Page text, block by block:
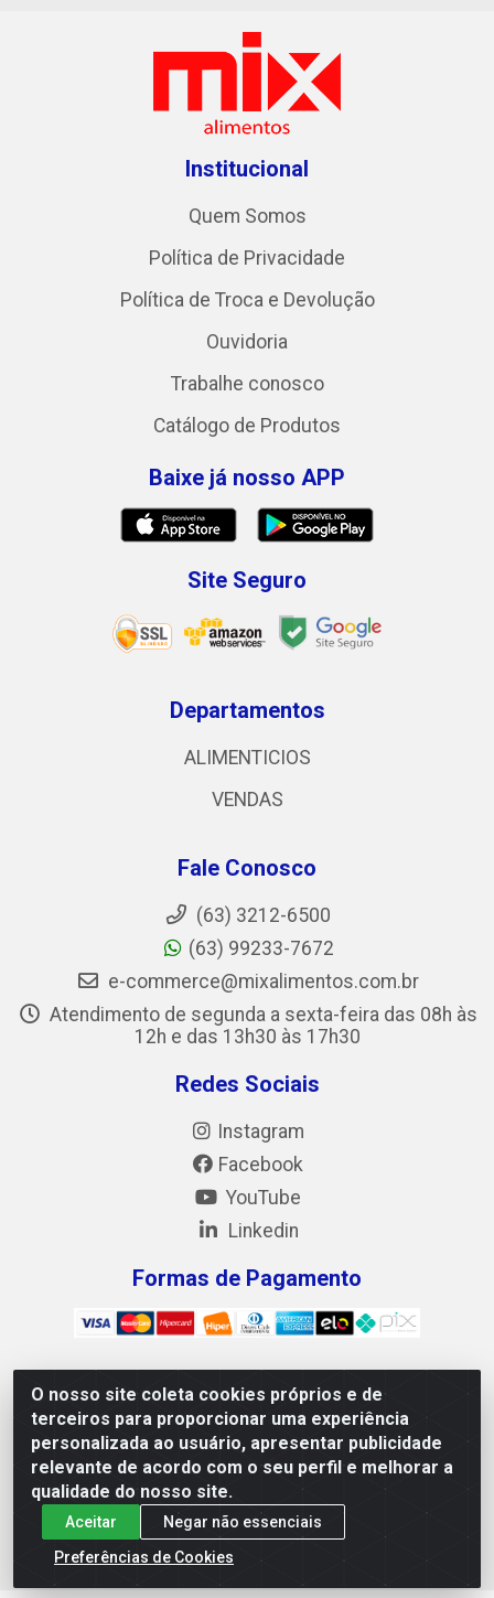
O nosso site coleta cookies próprios e de
terceiros para proporcionar uma experiência
personalizada ao usuário, apresentar publicidade
relevante de acordo com o seu perfil e melhorar a
qualidade do nosso site.
Aceitar
Negar não essenciais
Preferências de Cookies
Institucional
Quem Somos
Política de Privacidade
Política de Troca e Devolução
Ouvidoria
Trabalhe conosco
Catálogo de Produtos
Baixe já nosso APP
Site Seguro
Departamentos
ALIMENTICIOS
VENDAS
Fale Conosco
(63) 3212-6500
(63) 99233-7672
e-commerce@mixalimentos.com.br
Atendimento de segunda a sexta-feira das 08h às
12h e das 13h30 às 17h30
Redes Sociais
Instagram
Facebook
YouTube
Linkedin
Formas de Pagamento
Mix Alimentos LTDA - Quadra Asr Ne 55 (412 Norte), Alameda
02, S/N - Plano Diretor Norte, Palmas/TO - CEP 77.006-540 -
CNPJ 05.922.500/0001-02